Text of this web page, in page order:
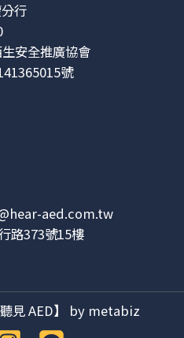
行
生安全推廣協會
號
aed.com.tw
路373號15樓
見 AED】 by metabiz